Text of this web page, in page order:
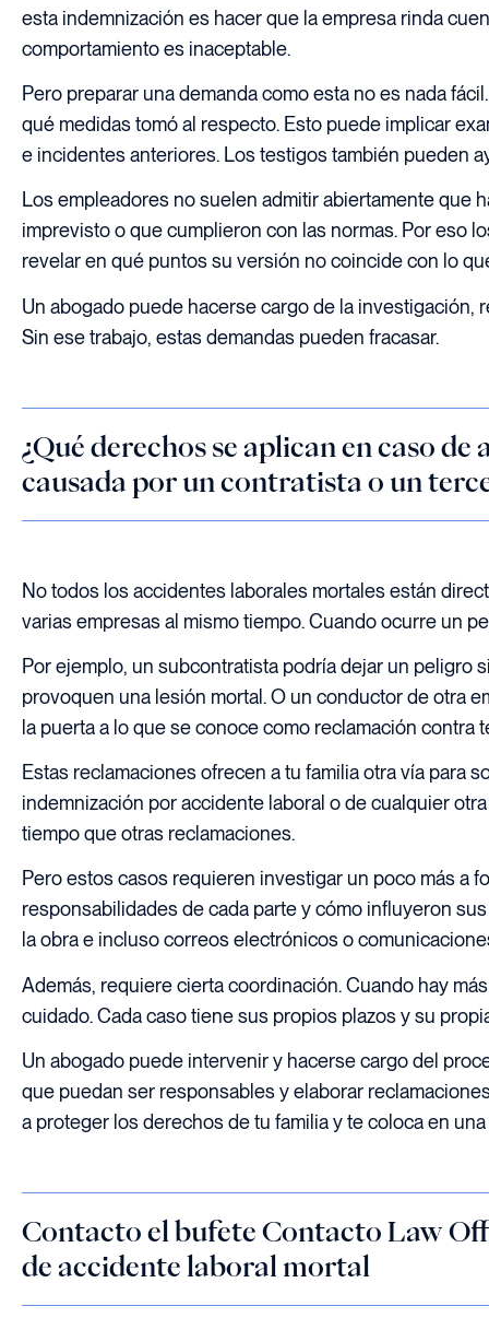
esta indemnización es hacer que la empresa rinda
comportamiento es inaceptable.
Pero preparar una demanda como esta no es nada
qué medidas tomó al respecto. Esto puede implicar
e incidentes anteriores. Los testigos también pueden
Los empleadores no suelen admitir abiertamente que
imprevisto o que cumplieron con las normas. Por eso
revelar en qué puntos su versión no coincide con lo
Un abogado puede hacerse cargo de la
Sin ese trabajo, estas demandas pueden fracasar.
¿Qué derechos se aplican en caso
causada por un contratista o un
No todos los accidentes laborales mortales están
varias empresas al mismo tiempo. Cuando ocurre un
Por ejemplo, un subcontratista podría dejar un peligro
provoquen una lesión mortal. O un conductor de otra
la puerta a lo que se conoce como reclamación contra
Estas reclamaciones ofrecen a tu familia otra vía para
indemnización por accidente laboral o de cualquier
tiempo que otras reclamaciones.
Pero estos casos requieren investigar un poco más a
responsabilidades de cada parte y cómo influyeron
la obra e incluso correos electrónicos o
Además, requiere cierta coordinación. Cuando hay
cuidado. Cada caso tiene sus propios plazos y su
Un abogado puede intervenir y hacerse cargo del
que puedan ser responsables y elaborar
a proteger los derechos de tu familia y te coloca en
Contacto el bufete Contacto Law
de accidente laboral mortal